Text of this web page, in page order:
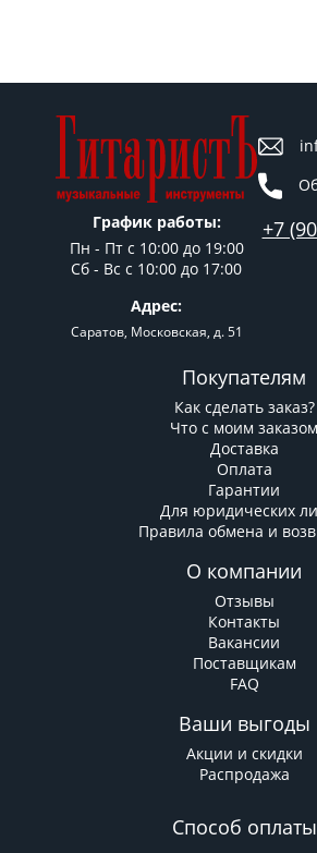
График работы:
Пн - Пт c 10:00 до 19:00
Сб - Вс с 10:00 до 17:00
Адрес:
Саратов, Московская, д. 51
+7
Покупателям
Как сделать заказ?
Что с моим заказом
Доставка
Оплата
Гарантии
Для юридических
Правила обмена и
О компании
Отзывы
Контакты
Вакансии
Поставщикам
FAQ
Ваши выгоды
Акции и скидки
Распродажа
Способ оплаты